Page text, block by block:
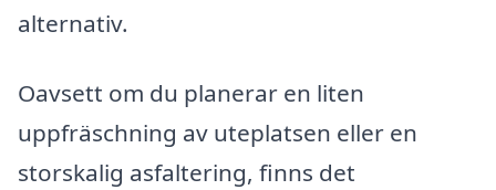
alternativ.
Oavsett om du planerar en liten
uppfräschning av uteplatsen eller en
storskalig asfaltering, finns det